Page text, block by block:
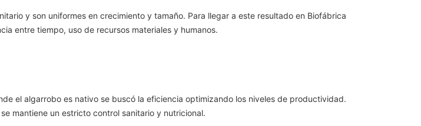
y son uniformes en crecimiento y tamaño. Para llegar a este resultado en Biofábrica
entre tiempo, uso de recursos materiales y humanos.
el algarrobo es nativo se buscó la eficiencia optimizando los niveles de productividad.
mantiene un estricto control sanitario y nutricional.